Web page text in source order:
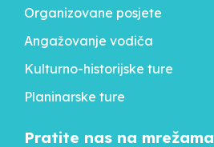
Organizovane posjete
Angažovanje vodiča
Kulturno-historijske ture
Planinarske ture
Pratite nas na mrežama